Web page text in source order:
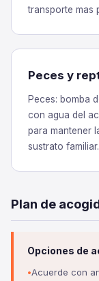
transporte mas
Peces y
Peces: bomba
con agua del
para mantener
sustrato familiar.
Plan de
Opciones de
Acuerde con